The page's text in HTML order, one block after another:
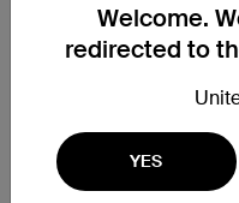
Welcome.
redirected to
YES
안전하고 간